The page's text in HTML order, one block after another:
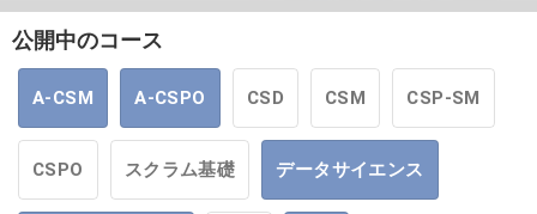
公開中のコース
A-CSM A-CSPO CSD CSM CSP-SM
CSPO スクラム基礎 データサイエンス